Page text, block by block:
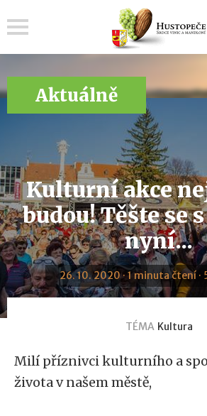
Aktuálně
Kulturní akce
budou! Těšte se
nyní...
26. 10. 2020 · 1 minuta čtení
TÉMA Kultura
Milí příznivci kulturního a
života v našem městě,